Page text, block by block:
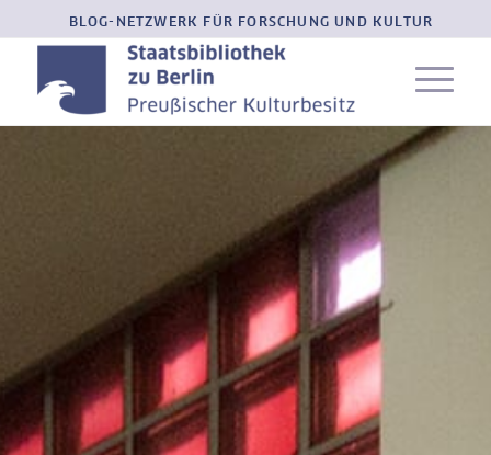
BLOG-NETZWERK FÜR FORSCHUNG UND KULTUR